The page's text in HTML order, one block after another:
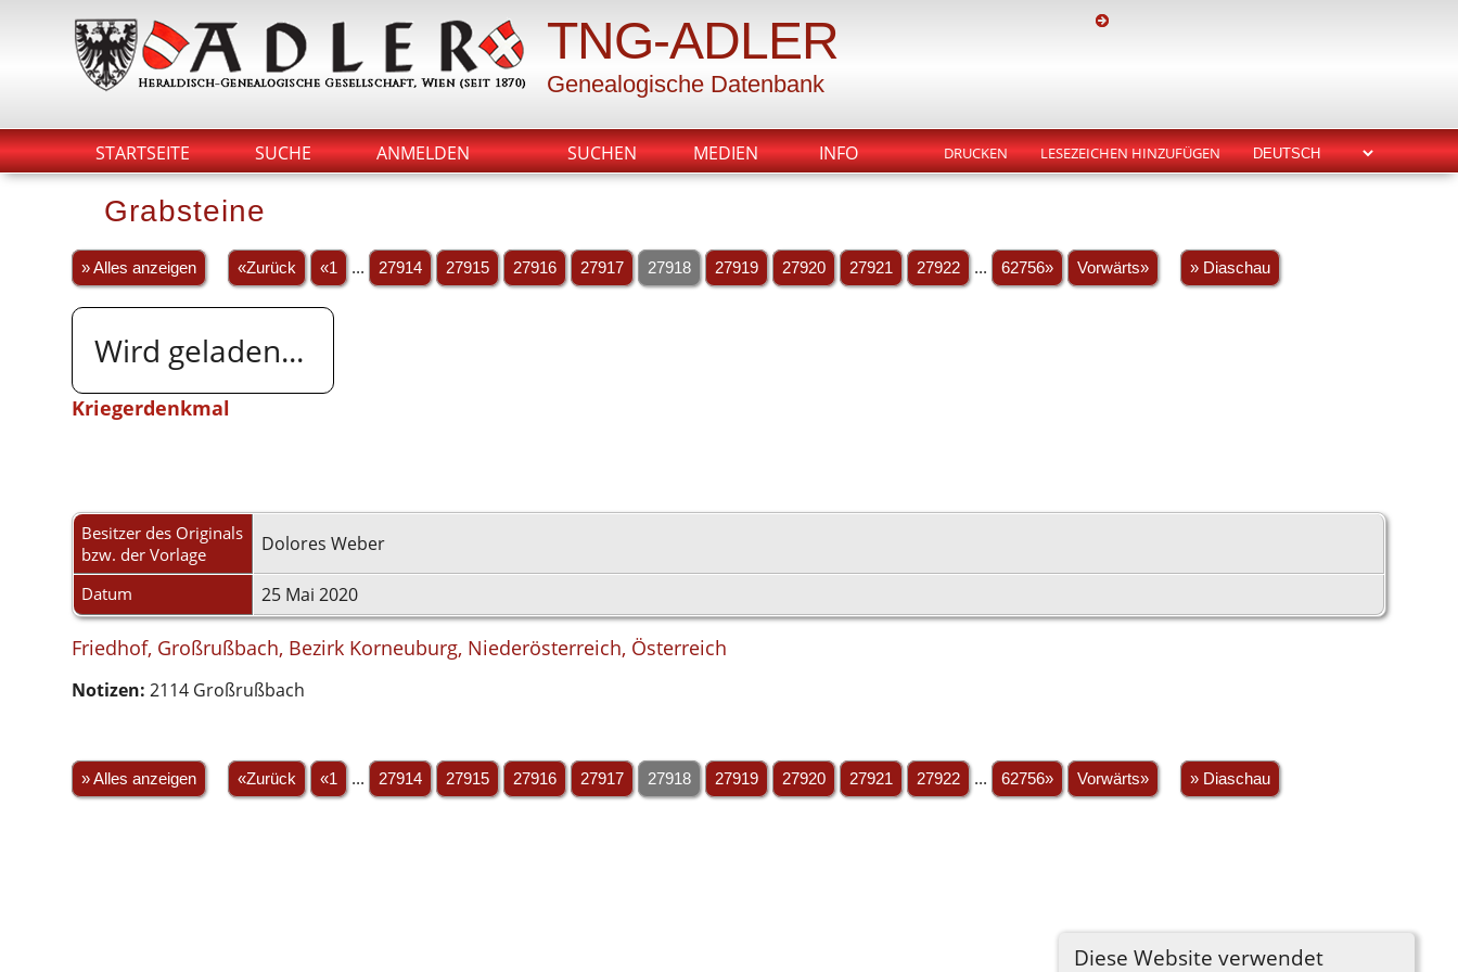
TNG-ADLER
Genealogische Datenbank
STARTSEITE SUCHE ANMELDEN SUCHEN MEDIEN INFO DRUCKEN LESEZEICHEN HINZUFÜGEN
Diese Website verwendet
Grabsteine
» Alles anzeigen «Zurück «1 ... 27914 27915 27916 27917 27918 27919 27920 27921 27922 ... 62756» Vorwärts» » Diaschau
Wird geladen...
Kriegerdenkmal
Besitzer des Originals
bzw. der Vorlage
Dolores Weber
Datum 25 Mai 2020
Friedhof, Großrußbach, Bezirk Korneuburg, Niederösterreich, Österreich
Notizen: 2114 Großrußbach
» Alles anzeigen «Zurück «1 ... 27914 27915 27916 27917 27918 27919 27920 27921 27922 ... 62756» Vorwärts» » Diaschau